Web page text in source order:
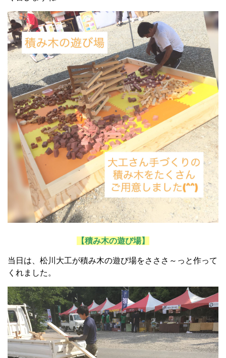
【積み木の遊び場】
当日は、松川大工が積み木の遊び場をさささ～っと作って
くれました。